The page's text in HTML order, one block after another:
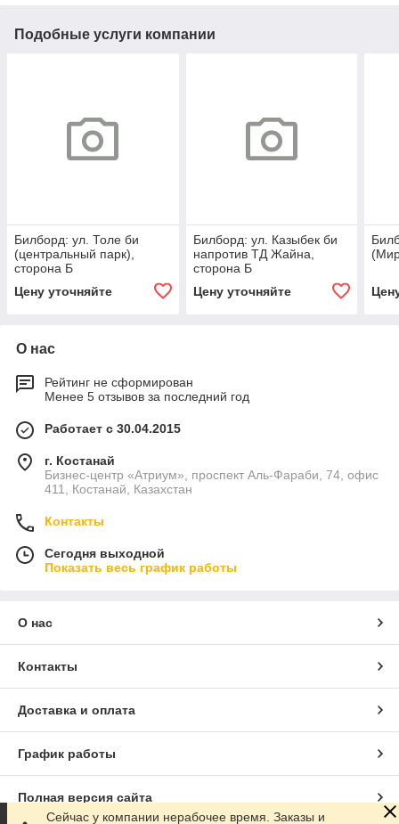
Подобные услуги компании
Билборд: ул. Толе би
(центральный парк),
сторона Б
Цену уточняйте
Билборд: ул. Казыбек би
напротив ТД Жайна,
сторона Б
Цену уточняйте
О нас
Рейтинг не сформирован
Менее 5 отзывов за последний год
Работает с 30.04.2015
г. Костанай
Бизнес-центр «Атриум», проспект Аль-Фараби, 74, офис
411, Костанай, Казахстан
Контакты
Сегодня выходной
Показать весь график работы
О нас
Контакты
Доставка и оплата
График работы
Полная версия сайта
Сейчас у компании нерабочее время. Заказы и